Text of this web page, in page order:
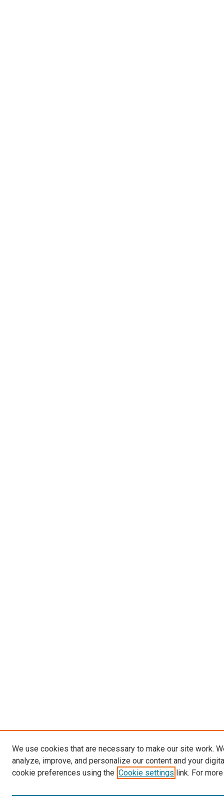
We use cookies that are necessary to make our site work.
analyze, improve, and personalize our content and your
cookie preferences using the Cookie settings link. For